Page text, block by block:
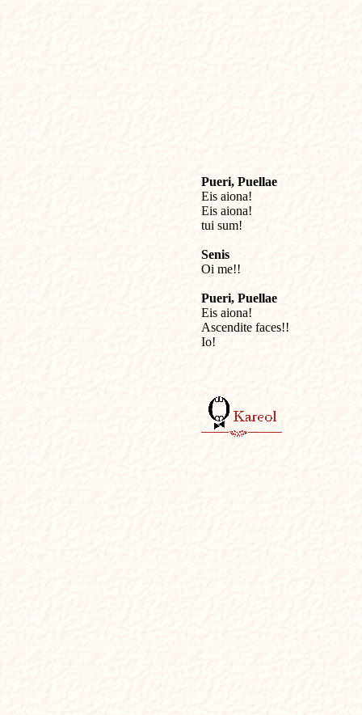
Pueri, Puellae
Eis aiona!
Eis aiona!
tui sum!
Senis
Oi me!!
Pueri, Puellae
Eis aiona!
Ascendite faces!!
Io!